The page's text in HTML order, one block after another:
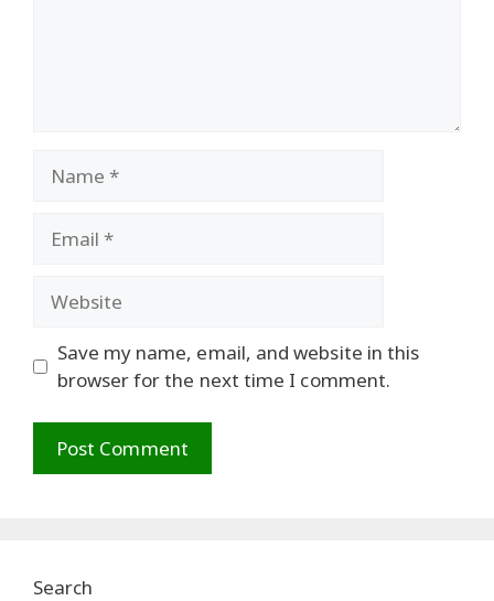
Save my name, email, and website in this
browser for the next time I comment.
Search